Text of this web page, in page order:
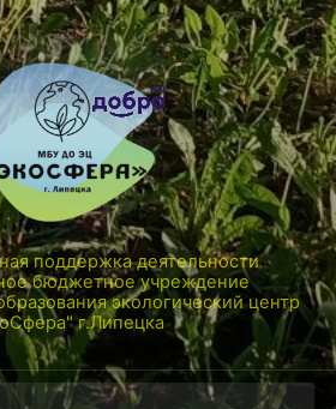
поддержка деятельности
бюджетное учреждение
экологический центр
г.Липецка